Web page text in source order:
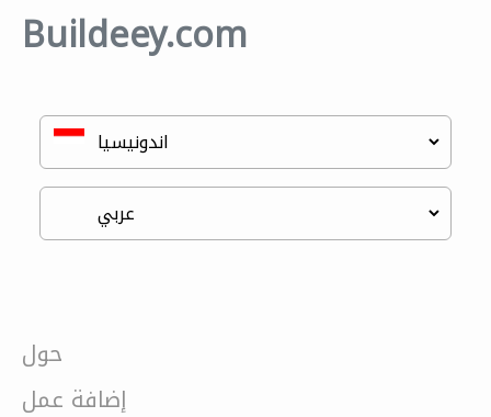
Buildeey.com
حول
إضافة عمل